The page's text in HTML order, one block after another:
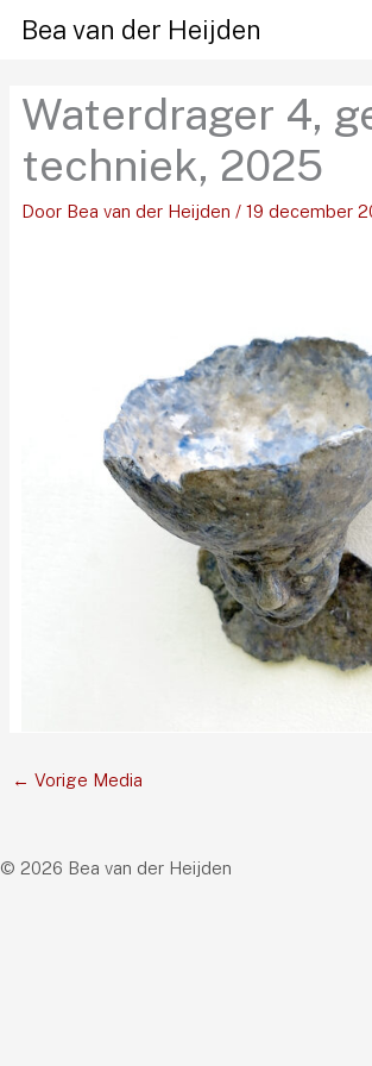
naar
inhoud
Bea van der Heijden
Waterdrager 4,
techniek, 2025
Door Bea van der Heijden / 19 december
← Vorige Media
© 2026 Bea van der Heijden